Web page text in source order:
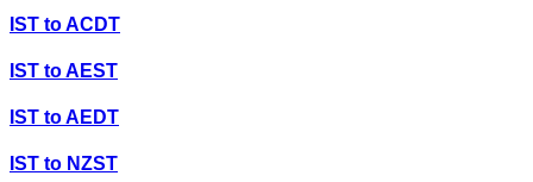
IST toACDT
IST toAEST
IST toAEDT
IST to NZST